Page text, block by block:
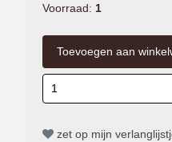
Voorraad: 1
zet op mijn